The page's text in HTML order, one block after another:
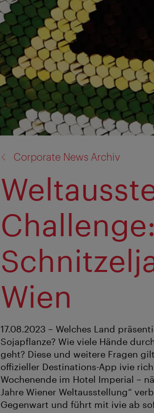
Corporate News Archiv
Wien
17.08.2023 – Welches Land
Sojapflanze? Wie viele Hände
geht? Diese und weitere Fragen
offizieller Destinations-App ivie
Wochenende im Hotel Imperial –
Jahre Wiener Weltausstellung“
Gegenwart und führt mit ivie ab